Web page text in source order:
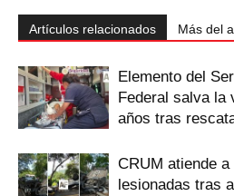
Artículos relacionados Más del
Elemento del
Federal salva la
años tras
CRUM atiende
lesionadas tras